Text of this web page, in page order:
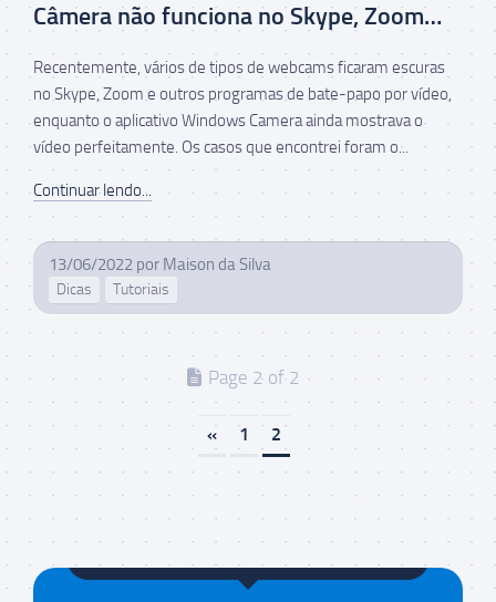
Câmera não funciona no Skype, Zoom…
Recentemente, vários de tipos de webcams ficaram escuras
no Skype, Zoom e outros programas de bate-papo por vídeo,
enquanto o aplicativo Windows Camera ainda mostrava o
vídeo perfeitamente. Os casos que encontrei foram o...
Continuar lendo...
13/06/2022 por Maison da Silva
Dicas Tutoriais
Page 2 of 2
« 1 2